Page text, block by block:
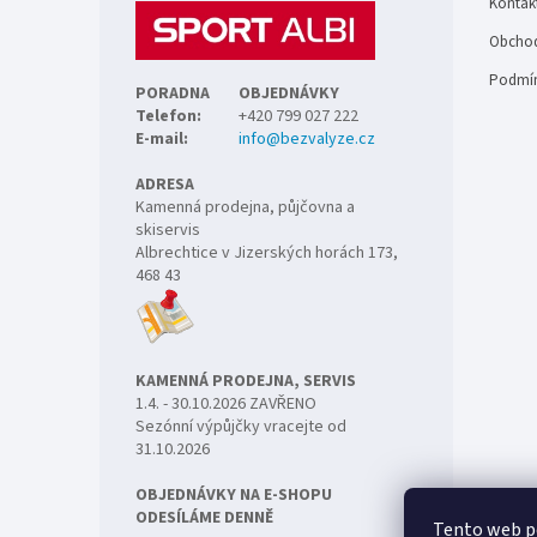
Tento web
PORADNA
OBJEDNÁVKY
Telefon:
+420 799 027 222
E-mail:
info@bezvalyze.cz
ADRESA
Kamenná prodejna, půjčovna a
skiservis
Albrechtice v Jizerských horách 173,
468 43
KAMENNÁ PRODEJNA, SERVIS
1.4. - 30.10.2026 ZAVŘENO
Sezónní výpůjčky vracejte od
31.10.2026
OBJEDNÁVKY NA E-SHOPU
ODESÍLÁME DENNĚ